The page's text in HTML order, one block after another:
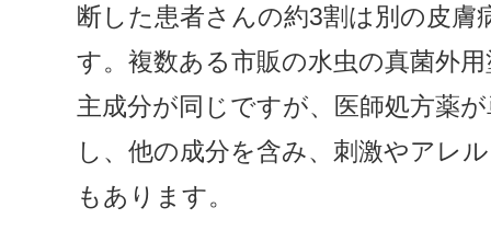
断した患者さんの約3割は別の皮
す。複数ある市販の水虫の真菌外
主成分が同じですが、医師処方薬
し、他の成分を含み、刺激やアレ
もあります。